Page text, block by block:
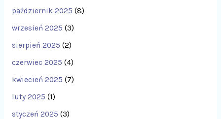
październik 2025 (8)
wrzesień 2025 (3)
sierpień 2025 (2)
czerwiec 2025 (4)
kwiecień 2025 (7)
luty 2025 (1)
styczeń 2025 (3)